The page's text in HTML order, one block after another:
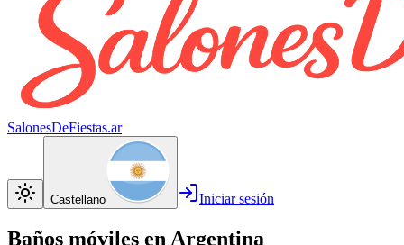
SalonesDeFiestas.ar
Castellano Iniciar sesión
Baños móviles en Argentina